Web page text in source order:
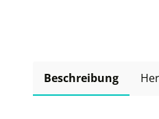
Beschreibung